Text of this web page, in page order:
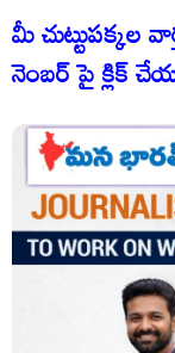
మీ చుట్టుపక్కల
నెంబర్ పై క్లిక్